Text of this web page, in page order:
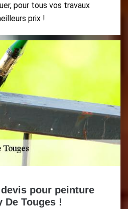
pour tous vos travaux
prix !
pour peinture
De Touges !